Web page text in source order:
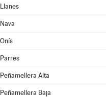
Llanes
Nava
Onís
Parres
Peñamellera Alta
Peñamellera Baja